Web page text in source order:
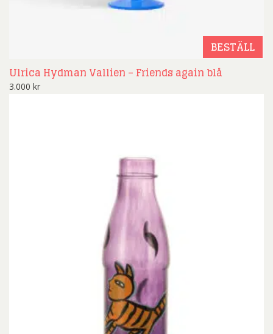
BESTÄLL
Ulrica Hydman Vallien – Friends again blå
3.000 kr